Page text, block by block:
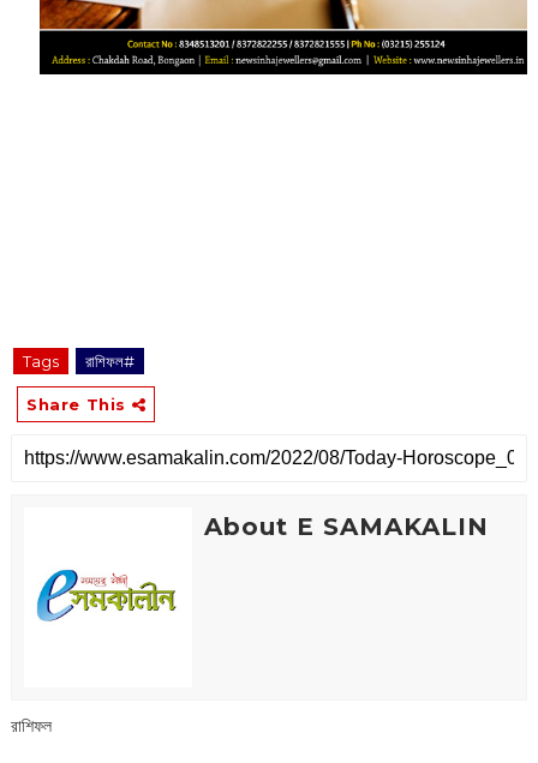
Tags রাশিফল#
Share This
About E SAMAKALIN
রাশিফল